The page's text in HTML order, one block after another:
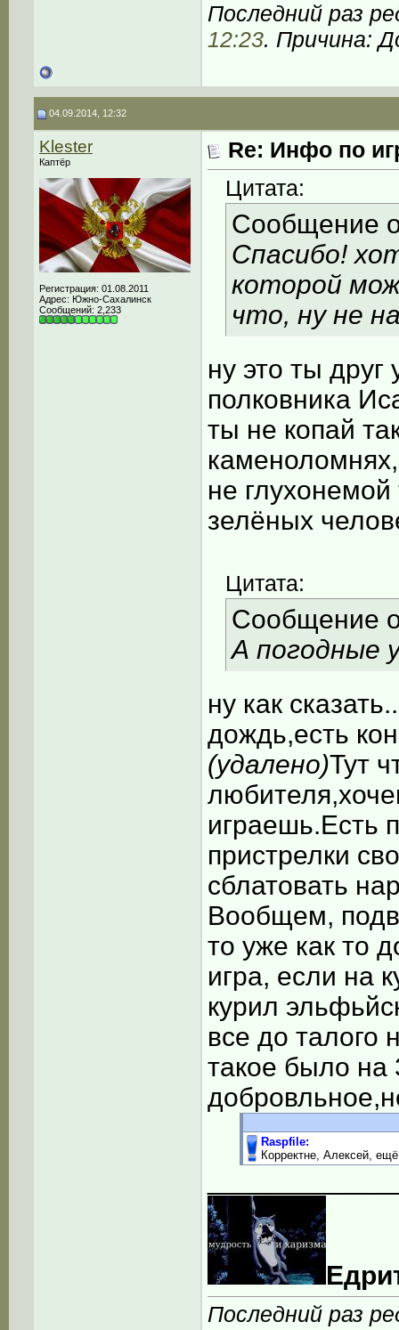
Последний раз
12:23. Причина:
04.09.2014, 12:32
Klester
Каптёр
Регистрация: 01.08.2011
Адрес: Южно-Сахалинск
Сообщений: 2,233
Re: Инфо по
Цитата:
Сообщение
Спасибо!
которой
что, ну не
ну это ты
полковника
ты не копай
не
зелёных
Цитата:
Сообщение
А погодные
ну как
дождь,есть
(удалено)Тут
играешь.Есть
пристрелки
сблатовать
Вообщем,
то уже как то
игра, если на
курил
все до талого
такое было на
Raspfile:
Корректне, Алексей,
Последний раз